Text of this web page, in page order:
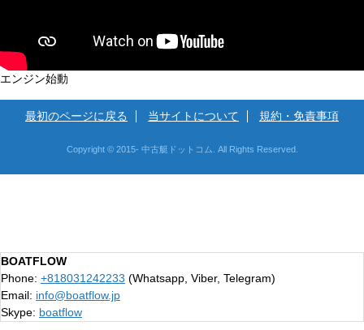
エンジン始動
BOATFLOW
Phone: +818031242233 (Whatsapp, Viber, Telegram)
Email: info@boatflow.jp
Skype: boatflow
最初のページに戻る 当サイトについて 規約・免責事項
Copyright © 2015- 中古艇ドットコム. All Rights Reserved.